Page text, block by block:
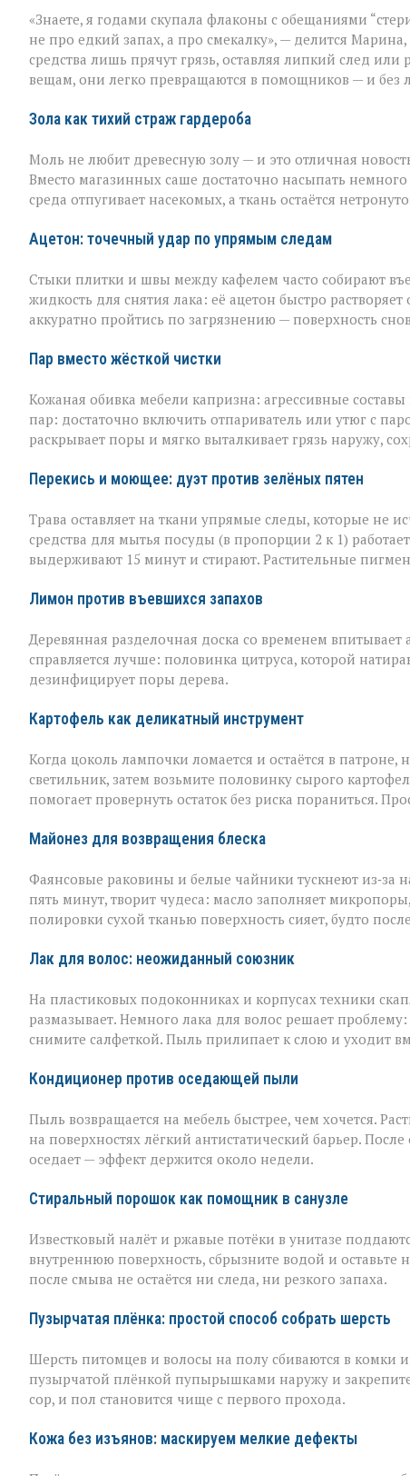
бытовая
химия
бессильна:
хитрости
для
«Знаете, я годами скупала флаконы с обещаниями
не про едкий запах, а про смекалку», — делится
средства лишь прячут грязь, оставляя липкий след
вещам, они легко превращаются в помощников — и без
Зола как тихий страж гардероба
Моль не любит древесную золу — и это отличная
Вместо магазинных саше достаточно насыпать
среда отпугивает насекомых, а ткань остаётся
Ацетон: точечный удар по упрямым следам
Стыки плитки и швы между кафелем часто собирают
жидкость для снятия лака: её ацетон быстро
аккуратно пройтись по загрязнению — поверхность
Пар вместо жёсткой чистки
Кожаная обивка мебели капризна: агрессивные
пар: достаточно включить отпариватель или утюг с
раскрывает поры и мягко выталкивает грязь наружу,
Перекись и моющее: дуэт против зелёных пятен
Трава оставляет на ткани упрямые следы, которые не
средства для мытья посуды (в пропорции 2 к 1)
выдерживают 15 минут и стирают. Растительные
Лимон против въевшихся запахов
Деревянная разделочная доска со временем
справляется лучше: половинка цитруса, которой
дезинфицирует поры дерева.
Картофель как деликатный инструмент
Когда цоколь лампочки ломается и остаётся в патроне,
светильник, затем возьмите половинку сырого
помогает провернуть остаток без риска пораниться.
Майонез для возвращения блеска
Фаянсовые раковины и белые чайники тускнеют
пять минут, творит чудеса: масло заполняет
полировки сухой тканью поверхность сияет, будто
Лак для волос: неожиданный союзник
На пластиковых подоконниках и корпусах техники
размазывает. Немного лака для волос решает
снимите салфеткой. Пыль прилипает к слою и уходит
Кондиционер против оседающей пыли
Пыль возвращается на мебель быстрее, чем хочется.
на поверхностях лёгкий антистатический барьер.
оседает — эффект держится около недели.
Стиральный порошок как помощник в санузле
Известковый налёт и ржавые потёки в унитазе
внутреннюю поверхность, сбрызните водой и
после смыва не остаётся ни следа, ни резкого запаха.
Пузырчатая плёнка: простой способ собрать шерсть
Шерсть питомцев и волосы на полу сбиваются в комки
пузырчатой плёнкой пупырышками наружу и
сор, и пол становится чище с первого прохода.
Кожа без изъянов: маскируем мелкие дефекты